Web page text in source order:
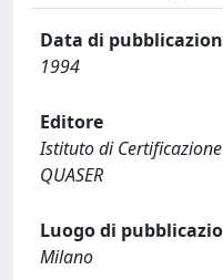
Data di
1994
Editore
Istituto di
QUASER
Luogo di
Milano